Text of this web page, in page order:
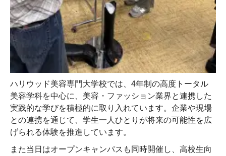
ハリウッド美容専門大学校では、4年制の高度トータル
美容学科を中心に、美容・ファッション業界と連携した
実践的な学びを積極的に取り入れています。企業や現場
との連携を通じて、学生一人ひとりが将来の可能性を広
げられる体験を推進しています。
また当日はオープンキャンパスも同時開催し、高校生向